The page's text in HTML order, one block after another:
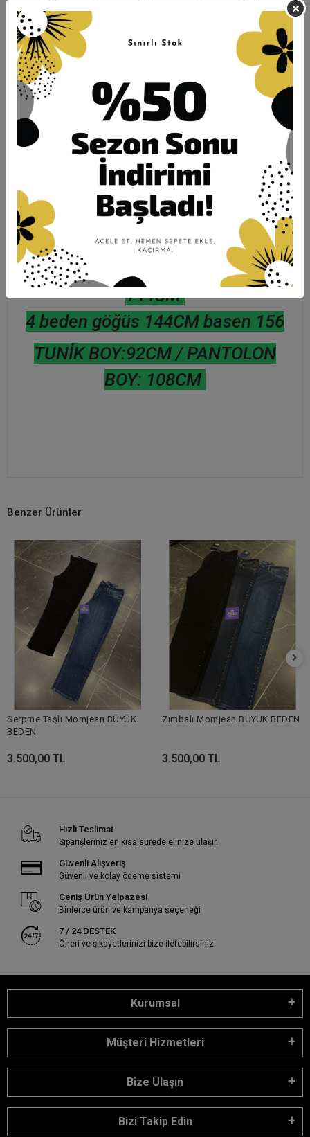
Hızlı Gönderi İade ve Değişim
Ürün Açıklaması Garanti ve Teslimat Taksit Seçenekleri
Yorumlar
1 beden göğüs 120CM basen
132CM
2 beden göğüs 132CM basen
136CM
3 beden göğüs 140CM basen
144CM
4 beden göğüs 144CM basen 156
TUNİK BOY:92CM / PANTOLON
BOY: 108CM
Benzer Ürünler
Serpme Taşlı Momjean BÜYÜK
BEDEN
3.500,00 TL
Zımbalı Momjean BÜYÜK BEDEN
3.500,00 TL
Hızlı Teslimat
Siparişleriniz en kısa sürede elinize ulaşır.
Güvenli Alışveriş
Güvenli ve kolay ödeme sistemi
Geniş Ürün Yelpazesi
Binlerce ürün ve kampanya seçeneği
7 / 24 DESTEK
Öneri ve şikayetlerinizi bize iletebilirsiniz.
Kurumsal
Müşteri Hizmetleri
Bize Ulaşın
Bizi Takip Edin